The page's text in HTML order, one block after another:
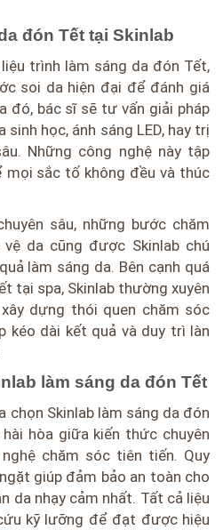
đón Tết tại Skinlab
trình làm sáng da đón Tết,
soi da hiện đại để đánh giá
đó, bác sĩ sẽ tư vấn giải pháp
sinh học, ánh sáng LED, hay trị
Những công nghệ này tập
sắc tố không đều và thúc
sâu, những bước chăm
da cũng được Skinlab chú
làm sáng da. Bên cạnh quá
tại spa, Skinlab thường xuyên
dựng thói quen chăm sóc
kéo dài kết quả và duy trì làn
làm sáng da đón Tết
Skinlab làm sáng da đón
hòa giữa kiến thức chuyên
chăm sóc tiên tiến. Quy
giúp đảm bảo an toàn cho
da nhạy cảm nhất. Tất cả liệu
kỹ lưỡng để đạt được hiệu